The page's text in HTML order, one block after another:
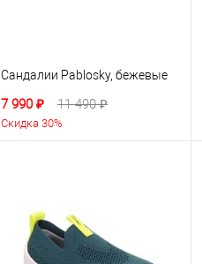
Сандалии Pablosky, бежевые
7 990 ₽ 11 490 ₽
Скидка 30%